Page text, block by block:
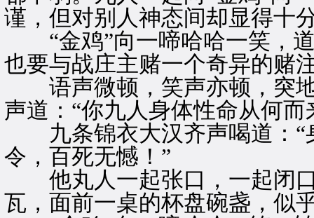
谨，但对别人神态间却显得十
“金鸡”向一啼哈哈一笑，道
也要与战庄主赌一个奇异的赌
语声微顿，笑声亦顿，突地
声道：“你九人身体性命从何而
九条锦衣大汉齐声喝道：“
令，百死无憾！”
他丸人一起张口，一起闭口
瓦，面前一桌的杯盘碗盏，似